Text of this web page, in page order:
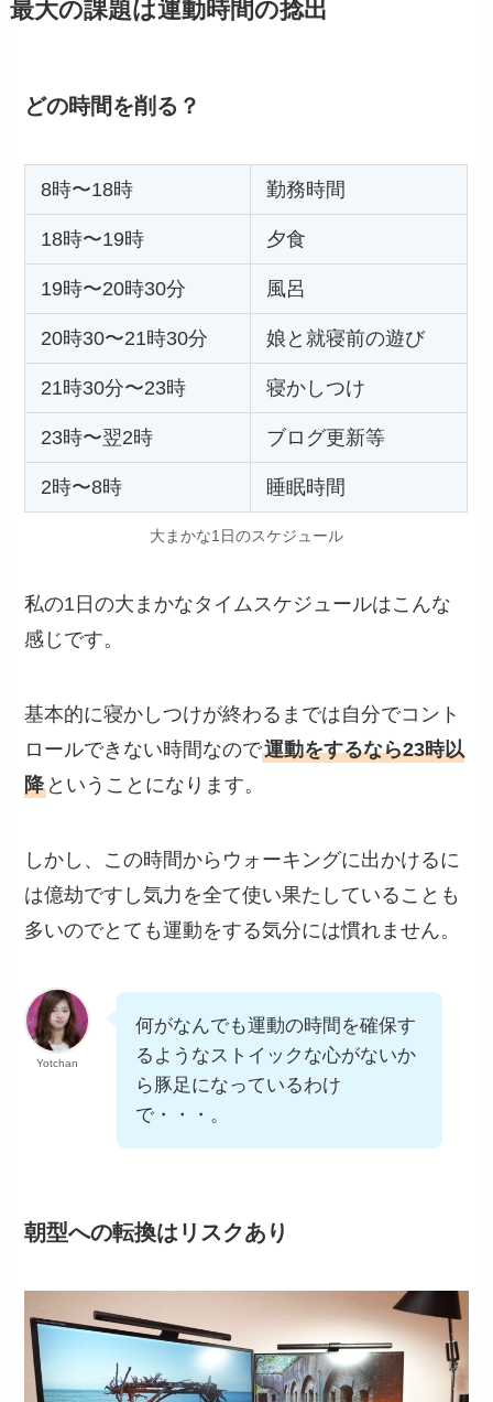
最大の課題は運動時間の捻出
どの時間を削る？
8時〜18時 勤務時間
18時〜19時 夕食
19時〜20時30分 風呂
20時30〜21時30分 娘と就寝前の遊び
21時30分〜23時 寝かしつけ
23時〜翌2時 ブログ更新等
2時〜8時 睡眠時間
大まかな1日のスケジュール
私の1日の大まかなタイムスケジュールはこんな
感じです。
基本的に寝かしつけが終わるまでは自分でコント
ロールできない時間なので運動をするなら23時以
降 ということになります。
しかし、この時間からウォーキングに出かけるに
は億劫ですし気力を全て使い果たしていることも
多いのでとても運動をする気分には慣れません。
Yotchan
何がなんでも運動の時間を確保す
るようなストイックな心がないか
ら豚足になっているわけ
で・・・。
朝型への転換はリスクあり